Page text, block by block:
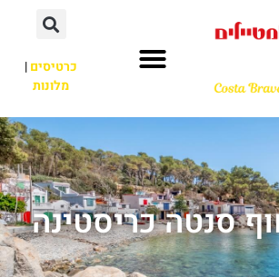
כרטיסים|
מלונות
סנטה כריסטינה